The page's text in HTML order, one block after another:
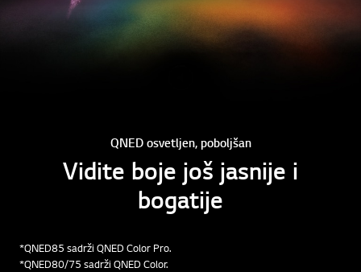
QNED osvetljen, poboljšan
Vidite boje još jasnije i
bogatije
*QNED85 sadrži QNED Color Pro.
*QNED80/75 sadrži QNED Color.